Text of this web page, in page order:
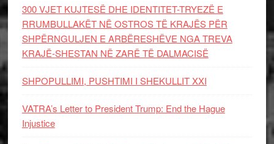
300 VJET KUJTESË DHE IDENTITET-TRYEZË E
RRUMBULLAKËT NË OSTROS TË KRAJËS PËR
SHPËRNGULJEN E ARBËRESHËVE NGA TREVA
KRAJË-SHESTAN NË ZARË TË DALMACISË
SHPOPULLIMI, PUSHTIMI I SHEKULLIT XXI
VATRA’s Letter to President Trump: End the Hague
Injustice